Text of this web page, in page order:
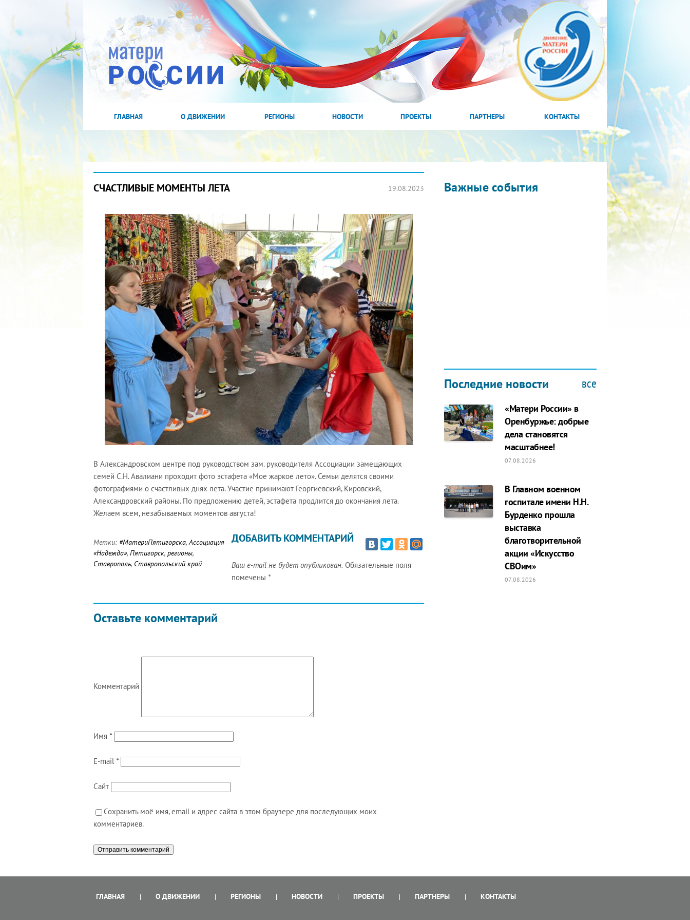
ГЛАВНАЯ О ДВИЖЕНИИ РЕГИОНЫ НОВОСТИ ПРОЕКТЫ ПАРТНЕРЫ КОНТАКТЫ
СЧАСТЛИВЫЕ МОМЕНТЫ ЛЕТА 19.08.2023
В Александровском центре под руководством зам. руководителя Ассоциации замещающих
семей С.Н. Авалиани проходит фото эстафета «Мое жаркое лето». Семьи делятся своими
фотографиями о счастливых днях лета. Участие принимают Георгиевский, Кировский,
Александровский районы. По предложению детей, эстафета продлится до окончания лета.
Желаем всем, незабываемых моментов августа!
Метки: #МатериПятигорска,Ассоциация
«Надежда», Пятигорск, регионы,
Ставрополь, Ставропольский край
Оставьте комментарий
ДОБАВИТЬ КОММЕНТАРИЙ
Ваш e-mail не будет опубликован. Обязательные поля
помечены *
Комментарий
Имя *
E-mail *
Сайт
Сохранить моё имя, email и адрес сайта в этом браузере для последующих моих
комментариев.
Важные события
2022 ГОД ПРОВОЗГЛАШЕН ГОДОМ
МАТЕРИ В ЯКУТИИ
Последние новости все
«Матери России» в
Оренбуржье: добрые
дела становятся
масштабнее!
07.08.2026
В Главном военном
госпитале имени Н.Н.
Бурденко прошла
выставка
благотворительной
акции «Искусство
СВОим»
07.08.2026
ГЛАВНАЯ О ДВИЖЕНИИ РЕГИОНЫ НОВОСТИ ПРОЕКТЫ ПАРТНЕРЫ КОНТАКТЫ